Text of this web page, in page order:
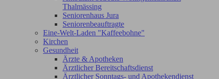
Thalmässing
Seniorenhaus Jura
Seniorenbeauftragte
Eine-Welt-Laden "Kaffeebohne"
Kirchen
Gesundheit
Ärzte & Apotheken
Ärztlicher Bereitschaftsdienst
Ärztlicher Sonntags- und Apothekendienst